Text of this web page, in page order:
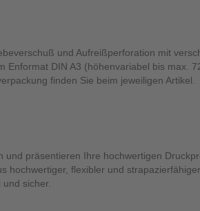
und Aufreißperforation mit
DIN A3 (höhenvariabel bis max.
finden Sie beim jeweiligen Artikel.
präsentieren Ihre hochwertigen
hochwertiger, flexibler und
sicher.